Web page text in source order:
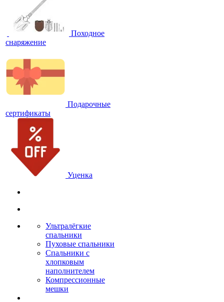
Походное
снаряжение
Подарочные
сертификаты
Уценка
Ультралёгкие
спальники
Пуховые спальники
Спальники с
хлопковым
наполнителем
Компрессионные
мешки